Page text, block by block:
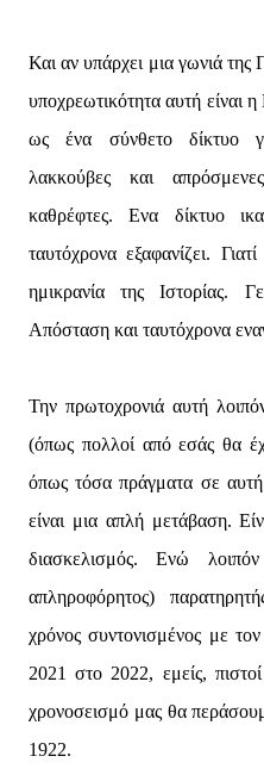
Και αν υπάρχει μια γωνιά της
υποχρεωτικότητα αυτή είναι
ως ένα σύνθετο δίκτυο
λακκούβες και
καθρέφτες. Ενα δίκτυο
ταυτόχρονα εξαφανίζει.
ημικρανία της Ιστορίας.
Απόσταση και ταυτόχρονα
Την πρωτοχρονιά αυτή
(όπως πολλοί από εσάς θα
όπως τόσα πράγματα σε
είναι μια απλή μετάβαση.
διασκελισμός. Ενώ
απληροφόρητος)
χρόνος συντονισμένος με
2021 στο 2022, εμείς,
χρονοσεισμό μας θα
1922.